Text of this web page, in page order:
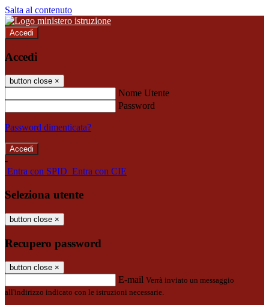
Salta al contenuto
Accedi
Accedi
button close ×
Nome Utente
Password
Password dimenticata?
-
Entra con SPID Entra con CIE
Seleziona utente
button close ×
Recupero password
button close ×
E-mail Verrà inviato un messaggio
all'indirizzo indicato con le istruzioni necessarie.